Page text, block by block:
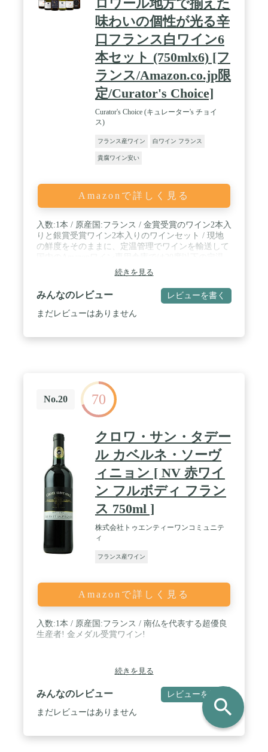
ロワール地方で揃えた
味わいの個性が光る辛
口フランス白ワイン6
本セット (750mlx6) [フ
ランス/Amazon.co.jp限
定/Curator's Choice]
Curator's Choice (キュレーター's チョイ
ス)
フランス産ワイン 白ワイン フランス
貴腐ワイン安い
Amazonで詳しく見る
入数:1本 / 原産国:フランス / 金賞受賞のワイン2本入
りと銀賞受賞ワイン2本入りのワインセット / 現地
の鮮度をそのままに、定温管理でワインを輸送して
で大切にワインを保管 / ブラント名:Curator's Choice
(キュレーター's チョイス)
続きを見る
みんなのレビュー レビューを書く
まだレビューはありません
No.20 70
クロワ・サン・タデー
ル カベルネ・ソーヴ
ィニョン [ NV 赤ワイ
ン フルボディ フラン
ス 750ml ]
株式会社トゥエンティーワンコミュニテ
ィ
フランス産ワイン
Amazonで詳しく見る
入数:1本 / 原産国:フランス / 南仏を代表する超優良
生産者! 金メダル受賞ワイン!
続きを見る
みんなのレビュー レビューを書く
まだレビューはありません search